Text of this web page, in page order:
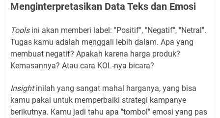
Menginterpretasikan Data Teks dan Emosi
Toolsini akan memberi label: "Positif", "Negatif", "Netral".
Tugas kamu adalah menggali lebih dalam. Apa yang
membuat negatif? Apakah karena harga produk?
Kemasannya? Atau cara KOL-nya bicara?
Insightinilah yang sangat mahal harganya, yang bisa
kamu pakai untuk memperbaiki strategi kampanye
berikutnya. Kamu jadi tahu apa "tombol" emosi yang pas